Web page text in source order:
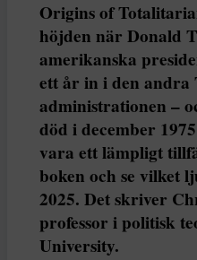
Origins of
höjden när Donald
amerikanska
ett år in i den andra
administrationen –
död i december
vara ett lämpligt
boken och se vilket
2025. Det skriver
professor i politisk
University.